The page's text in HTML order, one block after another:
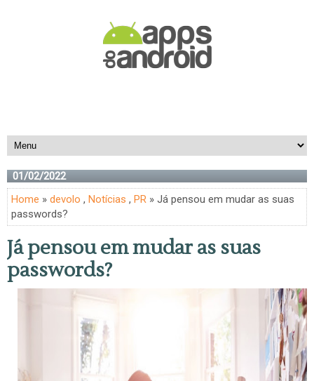
01/02/2022
Home » devolo , Notícias , PR » Já pensou em mudar as suas
passwords?
Já pensou em mudar as suas
passwords?